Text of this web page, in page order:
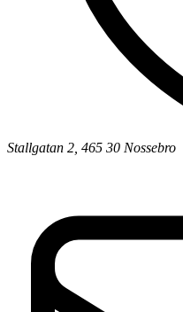
Stallgatan 2, 465 30 Nossebro